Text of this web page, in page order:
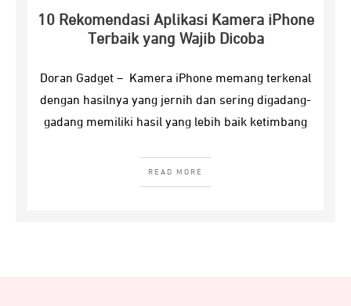
10 Rekomendasi Aplikasi Kamera iPhone
Terbaik yang Wajib Dicoba
Doran Gadget – Kamera iPhone memang terkenal
dengan hasilnya yang jernih dan sering digadang-
gadang memiliki hasil yang lebih baik ketimbang
READ MORE